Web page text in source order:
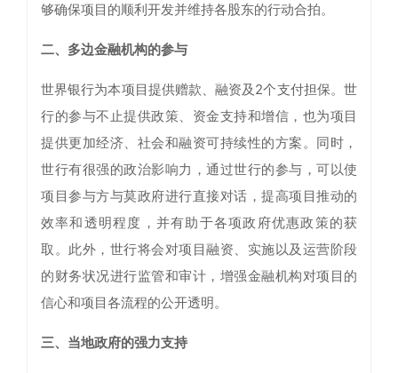
够确保项目的顺利开发并维持各股东的行动合拍。
二、多边金融机构的参与
世界银行为本项目提供赠款、融资及2个支付担保。世
行的参与不止提供政策、资金支持和增信，也为项目
提供更加经济、社会和融资可持续性的方案。同时，
世行有很强的政治影响力，通过世行的参与，可以使
项目参与方与莫政府进行直接对话，提高项目推动的
效率和透明程度，并有助于各项政府优惠政策的获
取。此外，世行将会对项目融资、实施以及运营阶段
的财务状况进行监管和审计，增强金融机构对项目的
信心和项目各流程的公开透明。
三、当地政府的强力支持